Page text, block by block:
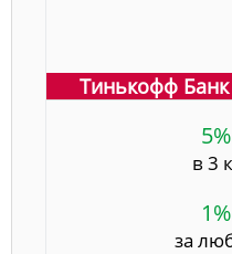
Тинькофф Банк
в 3
за